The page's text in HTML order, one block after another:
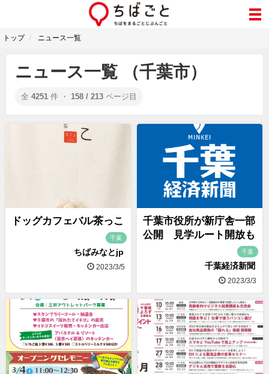
トップ ニュース一覧
ニュース一覧 （千葉市）
全 4251 件 ・ 158 / 213 ページ目
ドッグカフェバル茶っこ
千葉
ちばみなとjp
2023/3/5
千葉市役所が新庁舎一部
公開 見学ルート開放も
千葉
千葉経済新聞
2023/3/3